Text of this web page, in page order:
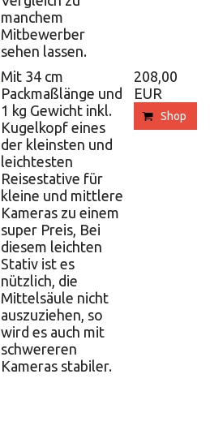
manchem
Mitbewerber
sehen lassen.
Mit 34 cm
Packmaßlänge und
1 kg Gewicht inkl.
Kugelkopf eines
der kleinsten und
leichtesten
Reisestative für
kleine und mittlere
Kameras zu einem
super Preis, Bei
diesem leichten
Stativ ist es
nützlich, die
Mittelsäule nicht
auszuziehen, so
wird es auch mit
schwereren
Kameras stabiler.
208,00
EUR
Shop